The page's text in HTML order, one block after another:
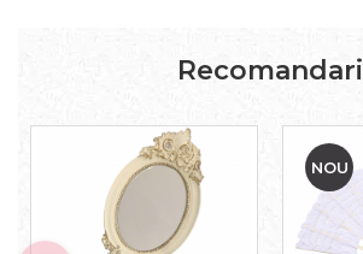
Recomandari
NOU